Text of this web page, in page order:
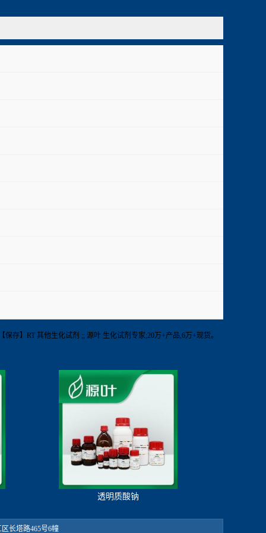
保存】RT 其他生化试剂 ;; 源叶 生化试剂专家;20万+产品,6万+现货。
透明质酸钠
长塔路465号6幢